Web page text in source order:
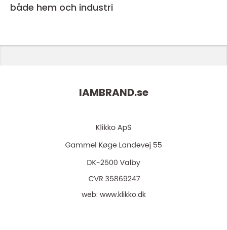
både hem och industri
IAMBRAND.se
web: www.klikko.dk